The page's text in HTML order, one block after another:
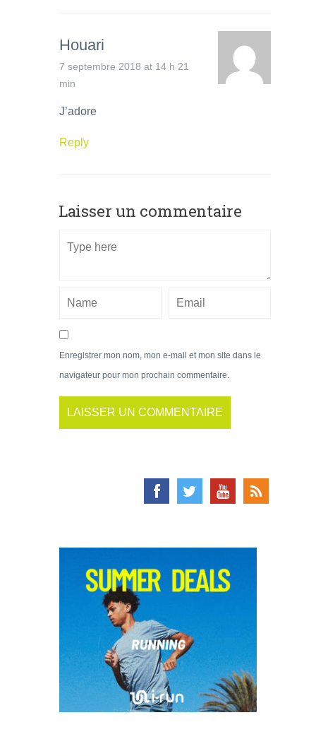
Houari
7 septembre 2018 at 14 h 21
min
J’adore
Reply
Laisser un commentaire
Enregistrer mon nom, mon e-mail et mon site dans le
navigateur pour mon prochain commentaire.